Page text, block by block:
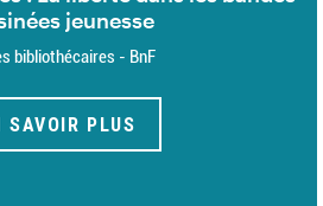
jeunesse
bibliothécaires - BnF
SAVOIR PLUS